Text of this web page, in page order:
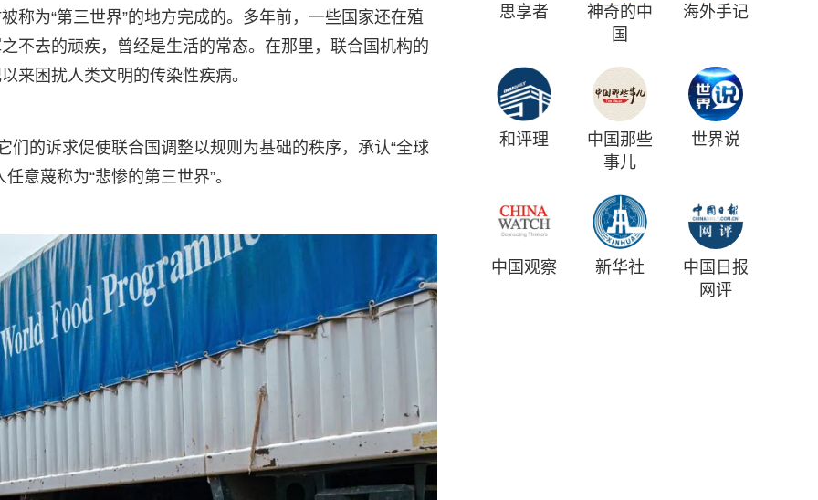
称为“第三世界”的地方完成的。多年前，一些国家还在殖
不去的顽疾，曾经是生活的常态。在那里，联合国机构的
来困扰人类文明的传染性疾病。
们的诉求促使联合国调整以规则为基础的秩序，承认“全球
意蔑称为“悲惨的第三世界”。
思享者
神奇的中
国
海外手记
和评理
中国那些
事儿
世界说
中国观察 新华社
中国日报
网评